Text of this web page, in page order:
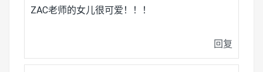
ZAC老师的女儿很可爱！！！
回复